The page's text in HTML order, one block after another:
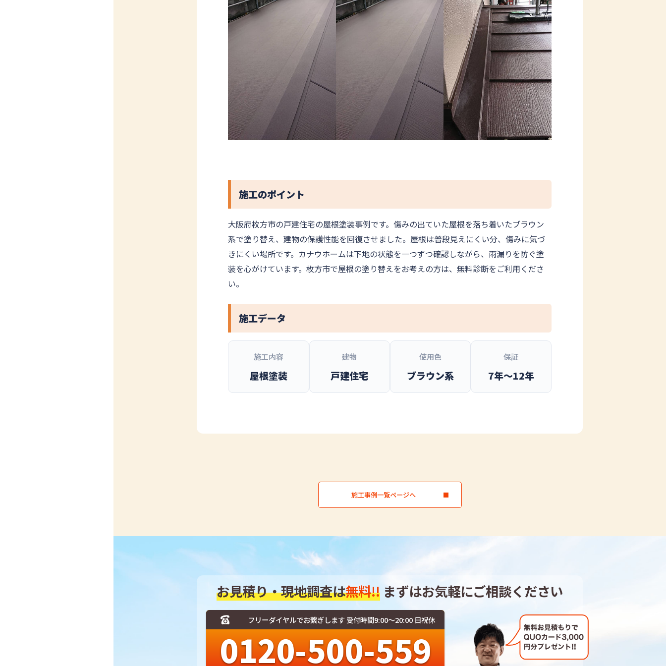
施工のポイント
大阪府枚方市の戸建住宅の屋根塗装事例です。傷みの出ていた屋根を落ち着いたブラウン
系で塗り替え、建物の保護性能を回復させました。屋根は普段見えにくい分、傷みに気づ
きにくい場所です。カナウホームは下地の状態を一つずつ確認しながら、雨漏りを防ぐ塗
装を心がけています。枚方市で屋根の塗り替えをお考えの方は、無料診断をご利用くださ
い。
施工データ
施工内容
屋根塗装
建物
戸建住宅
使用色
ブラウン系
保証
7年〜12年
施工事例一覧ページへ
お見積り・現地調査は無料!! まずはお気軽にご相談ください
フリーダイヤルでお繋ぎします 受付時間9:00～20:00 日祝休
0120-500-559